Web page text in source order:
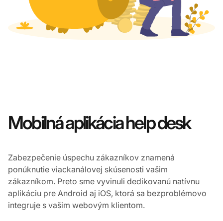
Mobilná aplikácia help desk
Zabezpečenie úspechu zákazníkov znamená
ponúknutie viackanálovej skúsenosti vašim
zákazníkom. Preto sme vyvinuli dedikovanú natívnu
aplikáciu pre Android aj iOS, ktorá sa bezproblémovo
integruje s vašim webovým klientom.